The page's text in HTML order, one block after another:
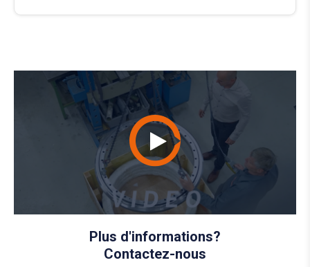
Plus d'informations?
Contactez-nous